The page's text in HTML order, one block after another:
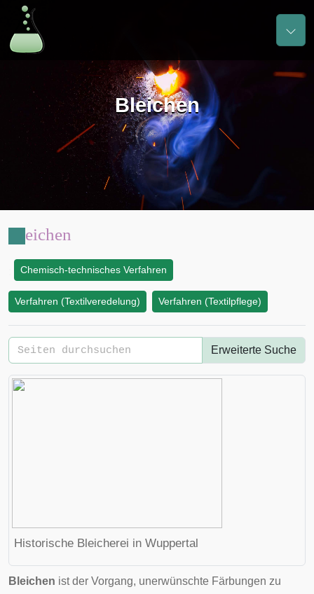
Bleichen
Bleichen
Chemisch-technisches Verfahren
Verfahren (Textilveredelung) Verfahren (Textilpflege)
Erweiterte Suche
Historische Bleicherei in Wuppertal
Bleichen ist der Vorgang, unerwünschte Färbungen zu